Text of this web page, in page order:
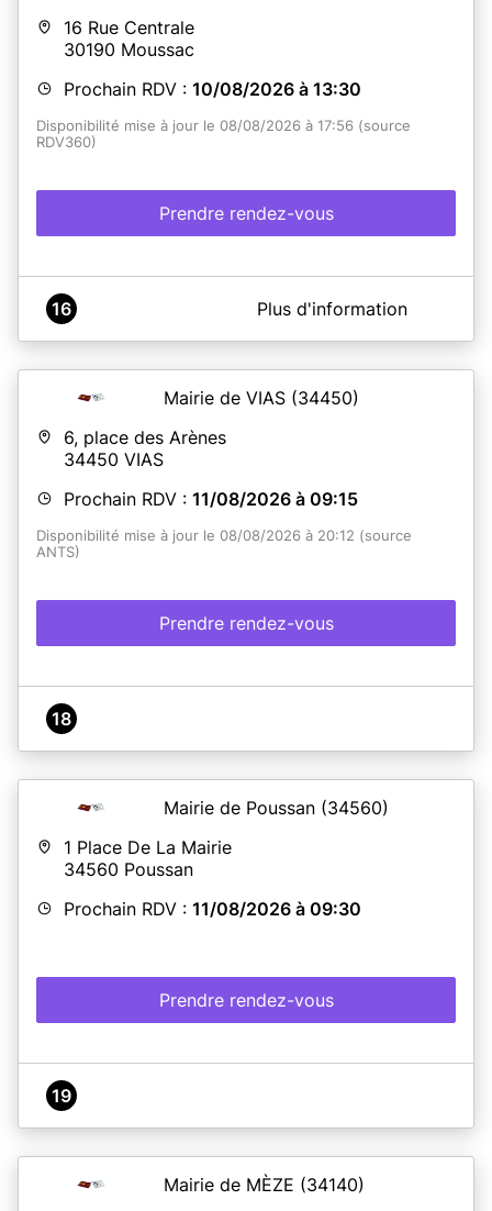
16 Rue Centrale
30190 Moussac
Prochain RDV : 10/08/2026 à 13:30
Disponibilité mise à jour le 08/08/2026 à 17:56 (source
RDV360)
Prendre rendez-vous
A propos de Mairie de Moussac
En savoir plus
16 Plus d'information
Mairie de VIAS (34450)
6, place des Arènes
34450 VIAS
Prochain RDV : 11/08/2026 à 09:15
Disponibilité mise à jour le 08/08/2026 à 20:12 (source
ANTS)
Prendre rendez-vous
18
Mairie de Poussan (34560)
1 Place De La Mairie
34560 Poussan
Prochain RDV : 11/08/2026 à 09:30
Prendre rendez-vous
19
Mairie de MÈZE (34140)